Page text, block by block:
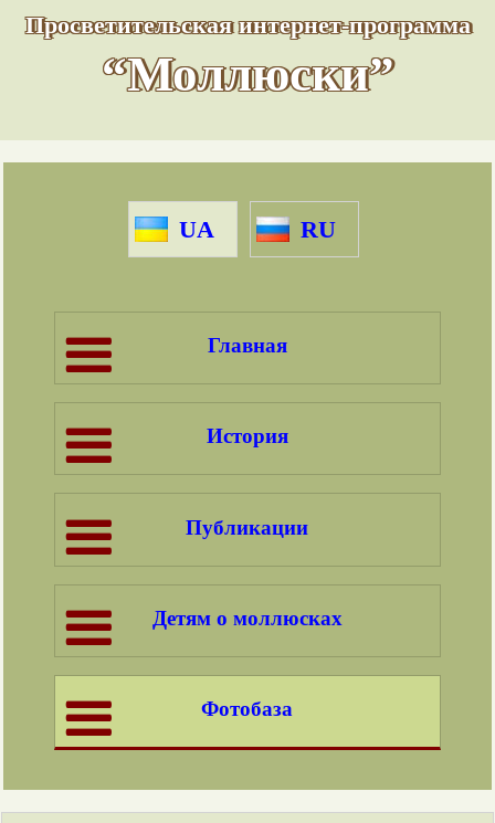
Просветительская интернет-программа
“Моллюски”
UA RU
Главная
История
Публикации
Детям о моллюсках
Фотобаза